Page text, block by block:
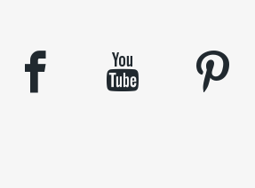
facebook youtube pinterest